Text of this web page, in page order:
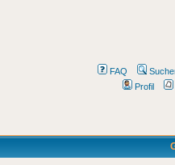
FAQ
Profil